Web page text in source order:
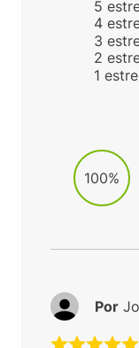
5
4
3
2
1
100%
Por